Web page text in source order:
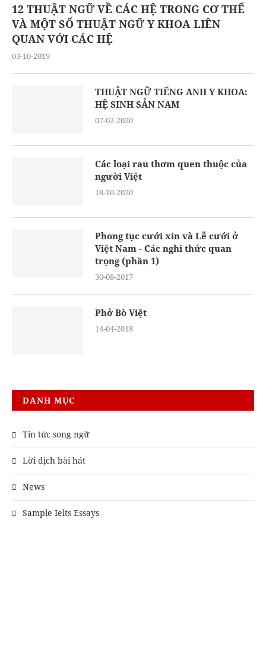
12 THUẬT NGỮ VỀ CÁC HỆ TRONG CƠ THỂ
VÀ MỘT SỐ THUẬT NGỮ Y KHOA LIÊN
QUAN VỚI CÁC HỆ
03-10-2019
THUẬT NGỮ TIẾNG ANH Y KHOA:
HỆ SINH SẢN NAM
07-02-2020
Các loại rau thơm quen thuộc của
người Việt
18-10-2020
Phong tục cưới xin và Lễ cưới ở
Việt Nam - Các nghi thức quan
trọng (phần 1)
30-08-2017
Phở Bò Việt
14-04-2018
DANH MỤC
Tin tức song ngữ
Lời dịch bài hát
News
Sample Ielts Essays